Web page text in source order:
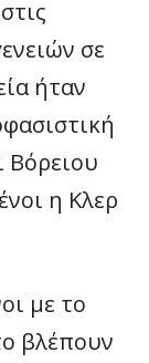
σε
ήταν
Βόρειου
η Κλερ
με το
βλέπουν